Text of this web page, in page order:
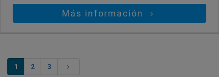
Más información
1 2 3